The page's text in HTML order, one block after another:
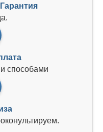
способами